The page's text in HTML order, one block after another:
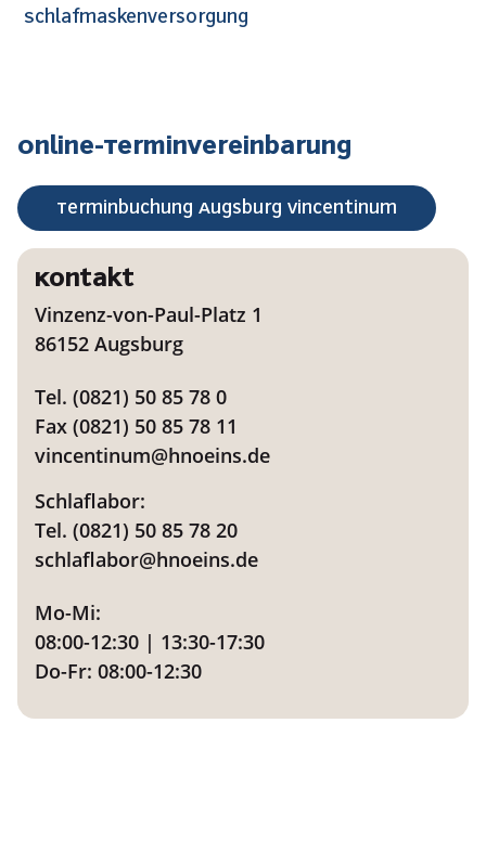
Schlafmaskenversorgung
Online-Terminvereinbarung
Terminbuchung Augsburg Vincentinum
Kontakt
Vinzenz-von-Paul-Platz 1
86152 Augsburg
Tel. (0821) 50 85 78 0
Fax (0821) 50 85 78 11
vincentinum@hnoeins.de
Schlaflabor:
Tel. (0821) 50 85 78 20
schlaflabor@hnoeins.de
Mo-Mi:
08:00-12:30 | 13:30-17:30
Do-Fr: 08:00-12:30